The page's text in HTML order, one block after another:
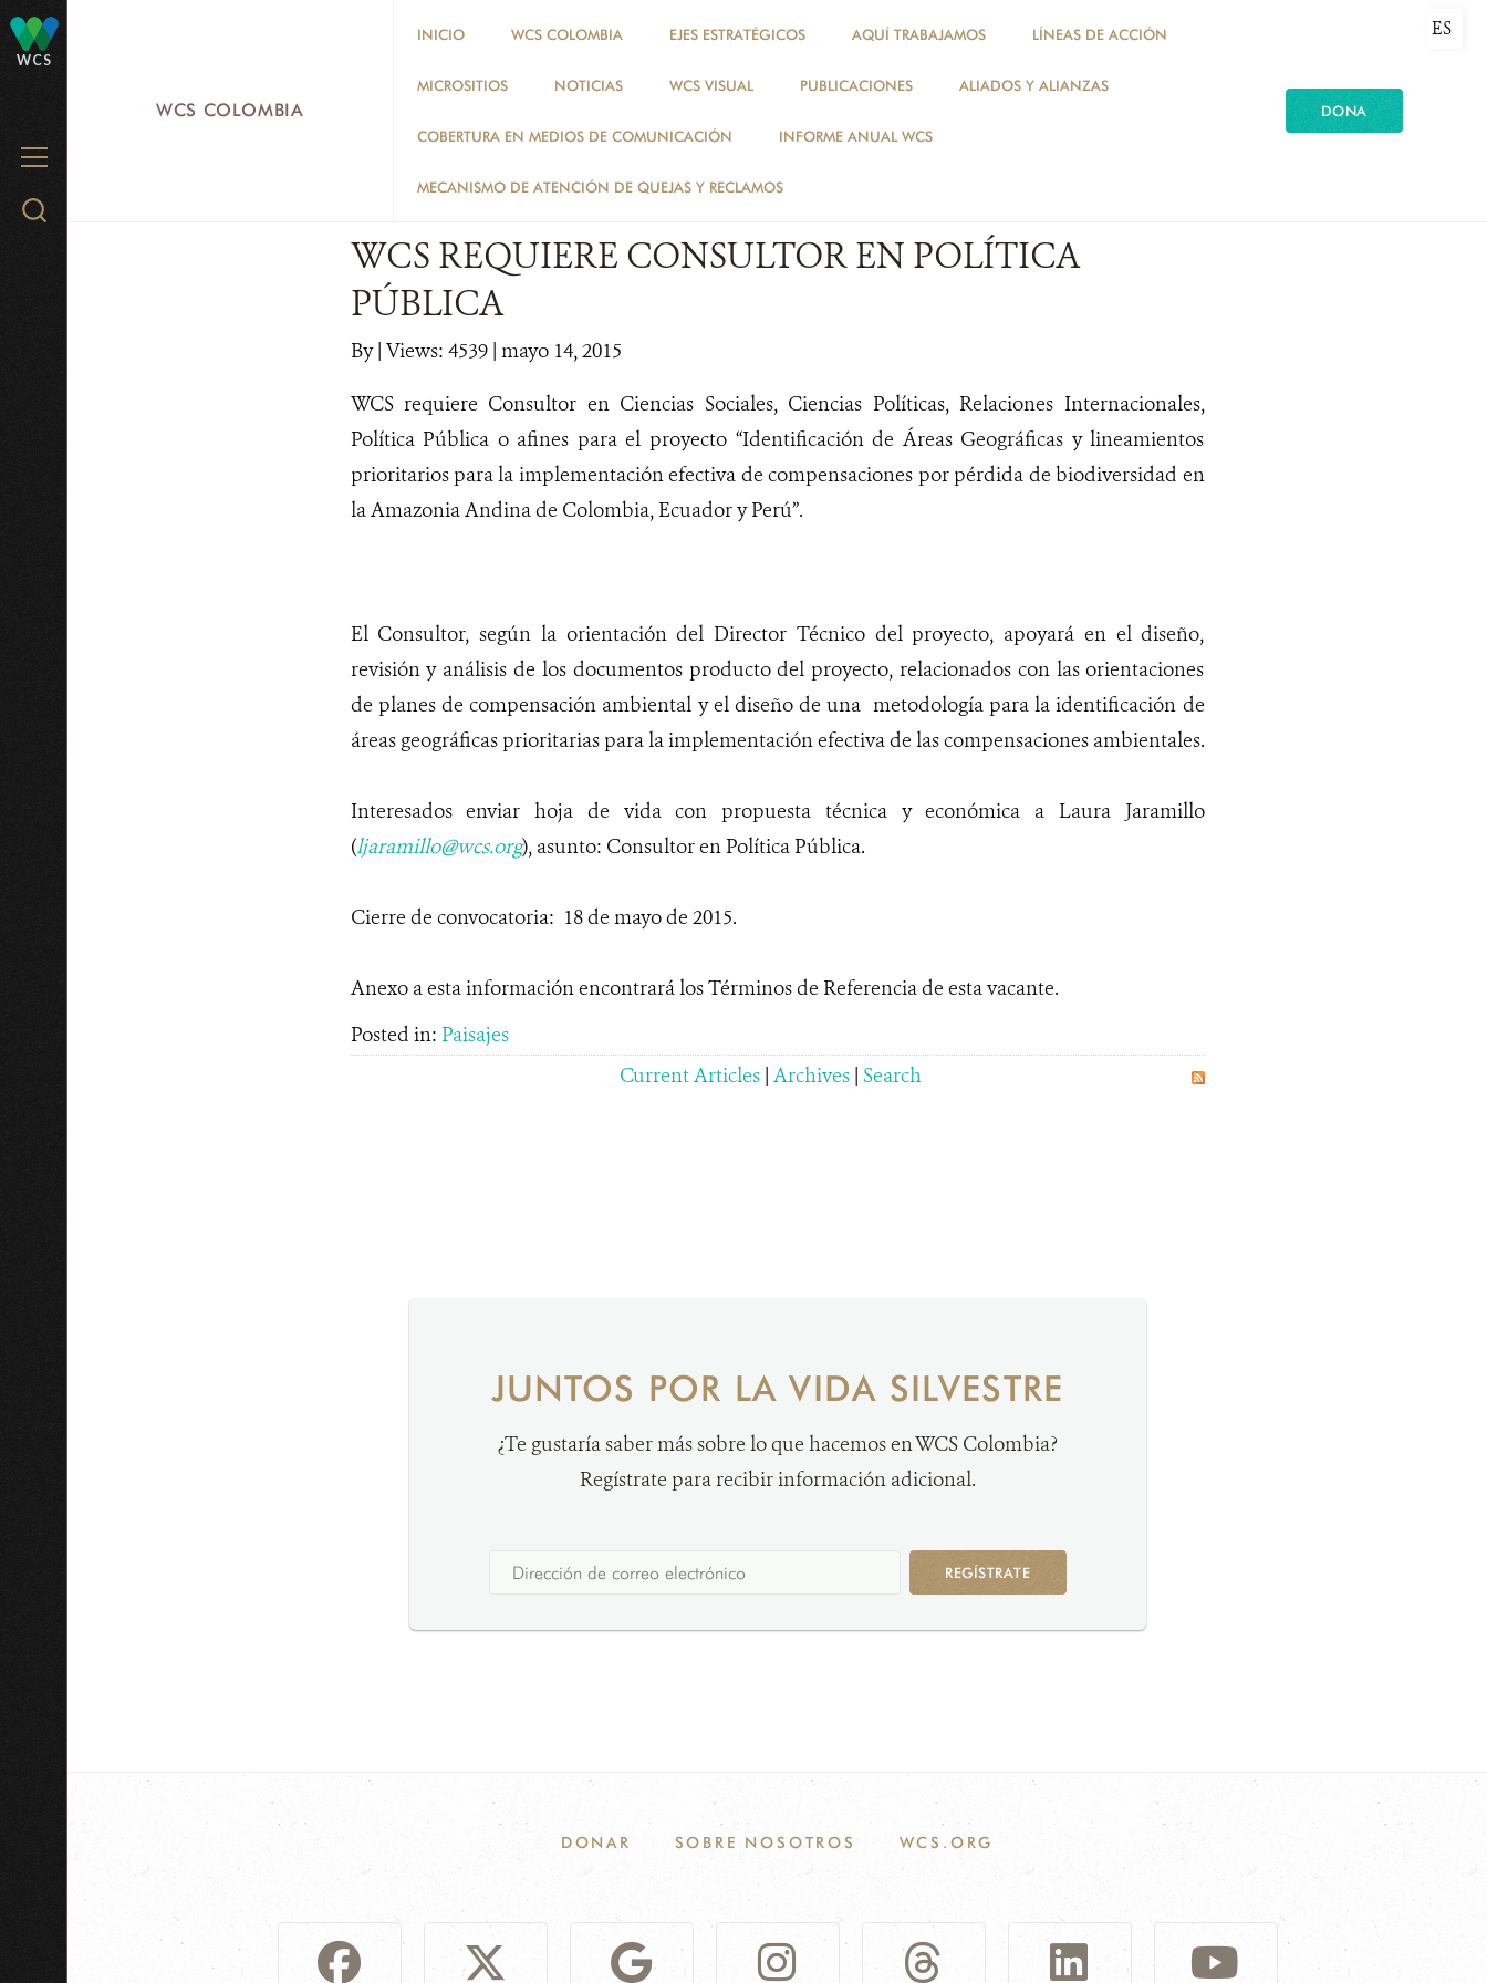
WCS
MENU
Search
WCS COLOMBIA
INICIO WCS COLOMBIA EJES ESTRATÉGICOS AQUÍ TRABAJAMOS LÍNEAS DE ACCIÓN
MICROSITIOS NOTICIAS WCS VISUAL PUBLICACIONES ALIADOS Y ALIANZAS
COBERTURA EN MEDIOS DE COMUNICACIÓN INFORME ANUAL WCS
MECANISMO DE ATENCIÓN DE QUEJAS Y RECLAMOS
DONA
ES
NOTICIAS
WCS REQUIERE CONSULTOR EN POLÍTICA
PÚBLICA
By| Views: 4539| mayo 14, 2015
WCS requiere Consultor en Ciencias Sociales, Ciencias Políticas, Relaciones Internacionales,
Política Pública o afines para el proyecto “Identificación de Áreas Geográficas y lineamientos
prioritarios para la implementación efectiva de compensaciones por pérdida de biodiversidad en
la Amazonia Andina de Colombia, Ecuador y Perú”.
El Consultor, según la orientación del Director Técnico del proyecto, apoyará en el diseño,
revisión y análisis de los documentos producto del proyecto, relacionados con las orientaciones
de planes de compensación ambiental y el diseño de una metodología para la identificación de
áreas geográficas prioritarias para la implementación efectiva de las compensaciones ambientales.
Interesados enviar hoja de vida con propuesta técnica y económica a Laura Jaramillo
(ljaramillo@wcs.org), asunto: Consultor en Política Pública.
Cierre de convocatoria: 18 de mayo de 2015.
Anexo a esta información encontrará los Términos de Referencia de esta vacante.
Posted in: Paisajes
Current Articles | Archives | Search
JUNTOS POR LA VIDA SILVESTRE
¿Te gustaría saber más sobre lo que hacemos en WCS Colombia?
Regístrate para recibir información adicional.
REGÍSTRATE
DONAR SOBRE NOSOTROS WCS.ORG